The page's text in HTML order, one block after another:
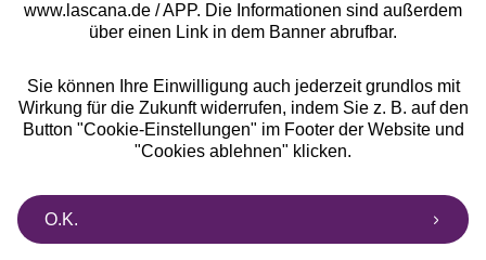
www.lascana.de / APP. Die Informationen sind außerdem
über einen Link in dem Banner abrufbar.
Sie können Ihre Einwilligung auch jederzeit grundlos mit
Wirkung für die Zukunft widerrufen, indem Sie z. B. auf den
Button "Cookie-Einstellungen" im Footer der Website und
"Cookies ablehnen" klicken.
O.K.